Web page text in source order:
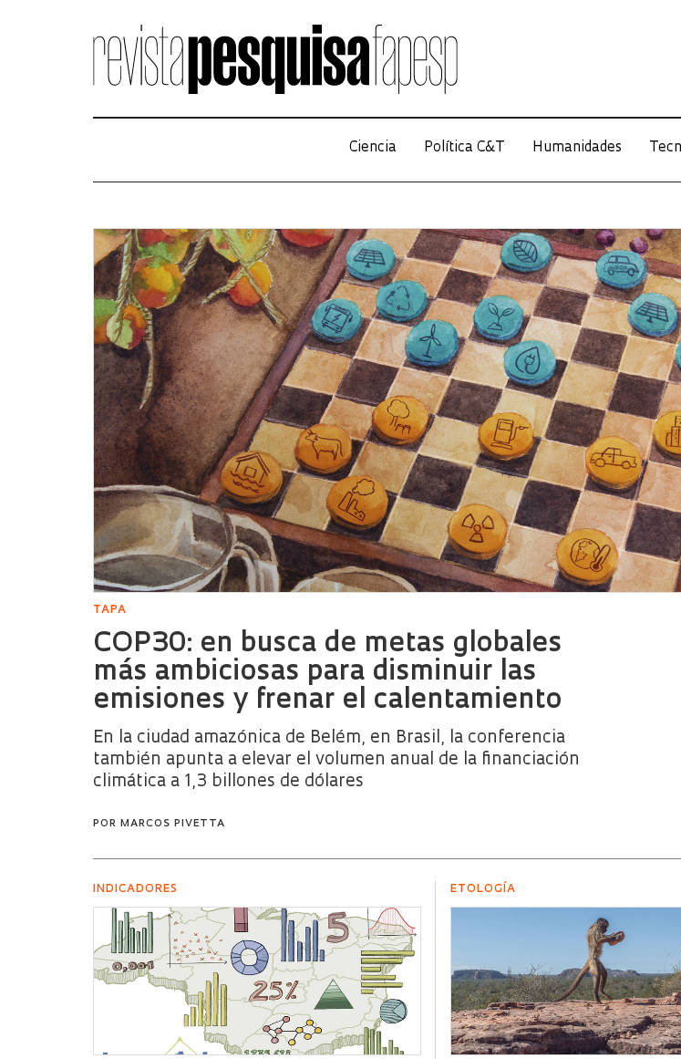
Ciencia Política C&T Humanidades
TAPA
COP30: en busca de metas globales
más ambiciosas para disminuir las
emisiones y frenar el calentamiento
En la ciudad amazónica de Belém, en Brasil, la conferencia
también apunta a elevar el volumen anual de la financiación
climática a 1,3 billones de dólares
POR MARCOS PIVETTA
INDICADORES ETOLOGÍA